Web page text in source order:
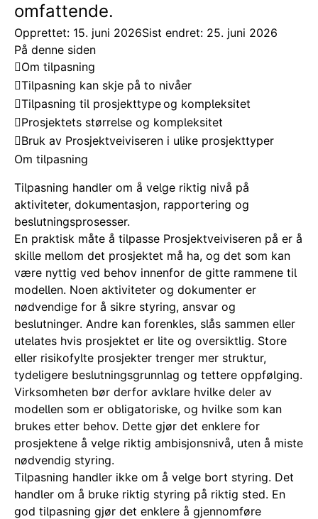
omfattende.
Opprettet: 15. juni 2026Sist endret: 25. juni 2026
På denne siden
Om tilpasning
Tilpasning kan skje på to nivåer
Tilpasning til prosjekttype og kompleksitet
Prosjektets størrelse og kompleksitet
Bruk av Prosjektveiviseren i ulike prosjekttyper
Om tilpasning
Tilpasning handler om å velge riktig nivå på
aktiviteter, dokumentasjon, rapportering og
beslutningsprosesser.
En praktisk måte å tilpasse Prosjektveiviseren på er å
skille mellom det prosjektet må ha, og det som kan
være nyttig ved behov innenfor de gitte rammene til
modellen. Noen aktiviteter og dokumenter er
nødvendige for å sikre styring, ansvar og
beslutninger. Andre kan forenkles, slås sammen eller
utelates hvis prosjektet er lite og oversiktlig. Store
eller risikofylte prosjekter trenger mer struktur,
tydeligere beslutningsgrunnlag og tettere oppfølging.
Virksomheten bør derfor avklare hvilke deler av
modellen som er obligatoriske, og hvilke som kan
brukes etter behov. Dette gjør det enklere for
prosjektene å velge riktig ambisjonsnivå, uten å miste
nødvendig styring.
Tilpasning handler ikke om å velge bort styring. Det
handler om å bruke riktig styring på riktig sted. En
god tilpasning gjør det enklere å gjennomføre